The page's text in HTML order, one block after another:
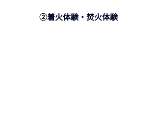
②着火体験・焚火体験